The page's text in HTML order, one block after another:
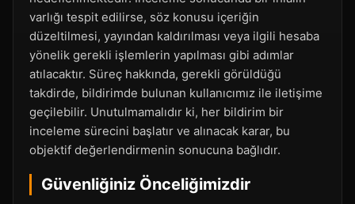
varlığı tespit edilirse, söz konusu içeriğin
düzeltilmesi, yayından kaldırılması veya ilgili hesaba
yönelik gerekli işlemlerin yapılması gibi adımlar
atılacaktır. Süreç hakkında, gerekli görüldüğü
takdirde, bildirimde bulunan kullanıcımız ile iletişime
geçilebilir. Unutulmamalıdır ki, her bildirim bir
inceleme sürecini başlatır ve alınacak karar, bu
objektif değerlendirmenin sonucuna bağlıdır.
Güvenliğiniz Önceliğimizdir